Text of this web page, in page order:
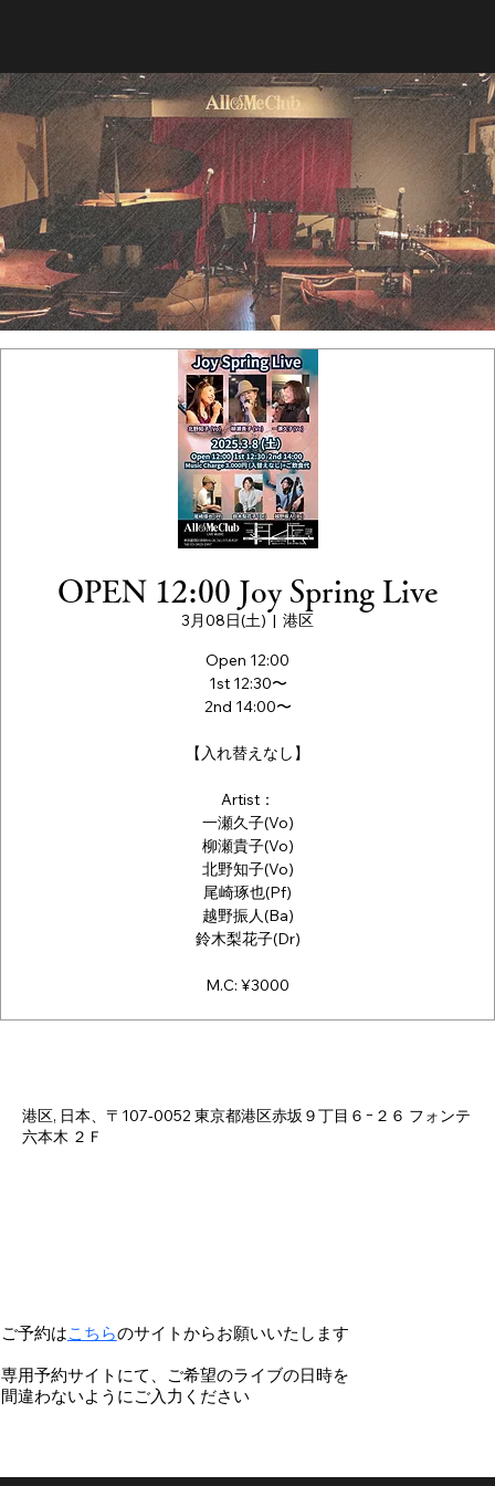
ご予約はこちらのサイトからお願いいたします
専用予約サイトにて、ご希望のライブの日時を
間違わないようにご入力ください
OPEN 12:00 Joy Spring Live
3月08日(土)
  |
港区
Open 12:00
1st 12:30〜
2nd 14:00〜
【入れ替えなし】
Artist：
一瀬久子(Vo)
柳瀬貴子(Vo)
北野知子(Vo)
尾崎琢也(Pf)
越野振人(Ba)
鈴木梨花子(Dr)
M.C: ¥3000
港区, 日本、〒107-0052 東京都港区赤坂９丁目６−２６ フォンテ
六本木 ２Ｆ